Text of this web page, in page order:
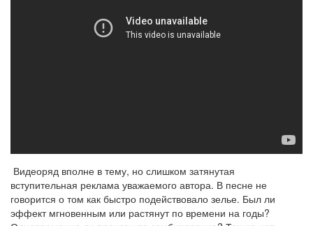
Видеоряд вполне в тему, но слишком затянутая
вступительная реклама уважаемого автора. В песне не
говорится о том как быстро подействовало зелье. Был ли
эффект мгновенным или растянут по времени на годы?